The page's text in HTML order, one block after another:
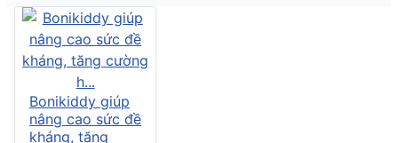
Bonikiddy giúp
nâng cao sức đề
kháng, tăng